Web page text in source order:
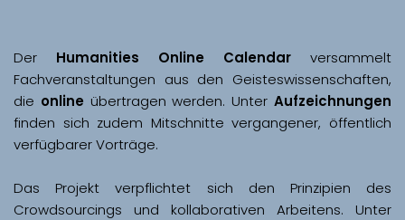
Der Humanities Online Calendar versammelt
Fachveranstaltungen aus den Geisteswissenschaften,
die online übertragen werden. Unter Aufzeichnungen
finden sich zudem Mitschnitte vergangener, öffentlich
Das Projekt verpflichtet sich den Prinzipien des
Crowdsourcings und kollaborativen Arbeitens. Unter